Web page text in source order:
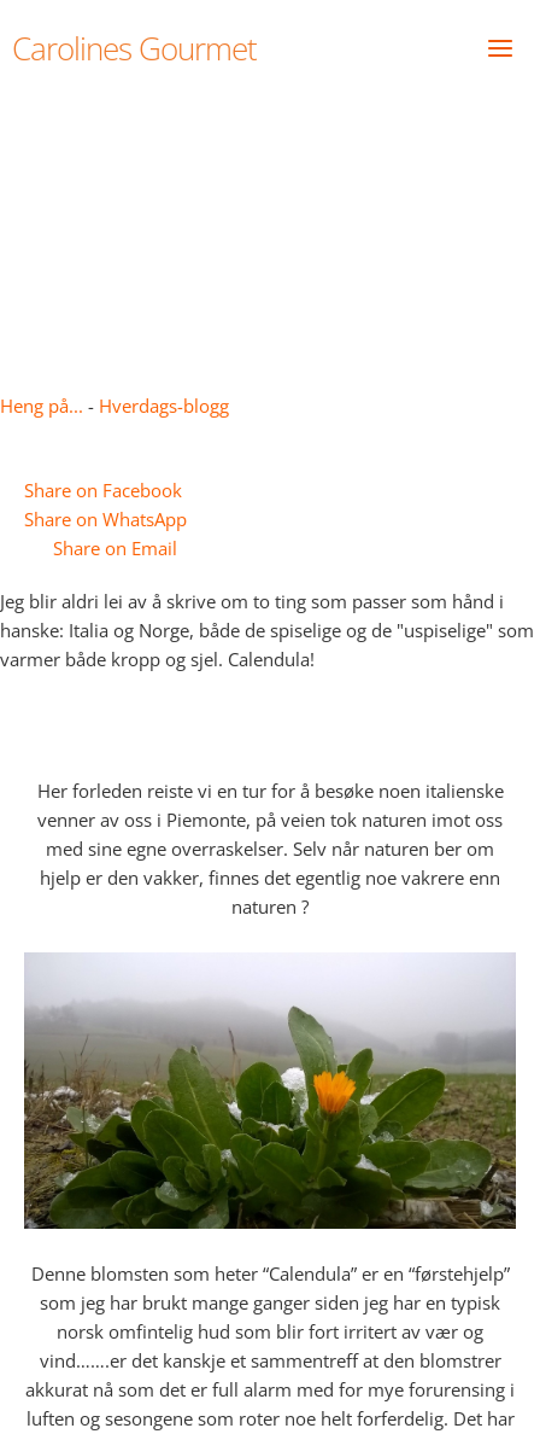
toCarolines Gourmet
Heng på... - Hverdags-blogg
Share on Facebook
Share on WhatsApp
Share on Email
Jeg blir aldri lei av å skrive om to ting som passer som hånd i
hanske: Italia og Norge, både de spiselige og de "uspiselige" som
varmer både kropp og sjel. Calendula!
Her forleden reiste vi en tur for å besøke noen italienske
venner av oss i Piemonte, på veien tok naturen imot oss
med sine egne overraskelser. Selv når naturen ber om
hjelp er den vakker, finnes det egentlig noe vakrere enn
naturen ?
Denne blomsten som heter “Calendula” er en “førstehjelp”
som jeg har brukt mange ganger siden jeg har en typisk
norsk omfintelig hud som blir fort irritert av vær og
vind…….er det kanskje et sammentreff at den blomstrer
akkurat nå som det er full alarm med for mye forurensing i
luften og sesongene som roter noe helt forferdelig. Det har